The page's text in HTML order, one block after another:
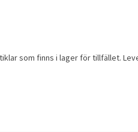
som finns i lager för tillfället.